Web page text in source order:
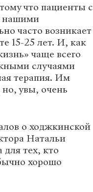
что пациенты с
нашими
часто возникает
15-25 лет. И, как
чаще всего
случаями
терапия. Им
увы, очень
о ходжкинской
Натальи
тех, кто
хорошо